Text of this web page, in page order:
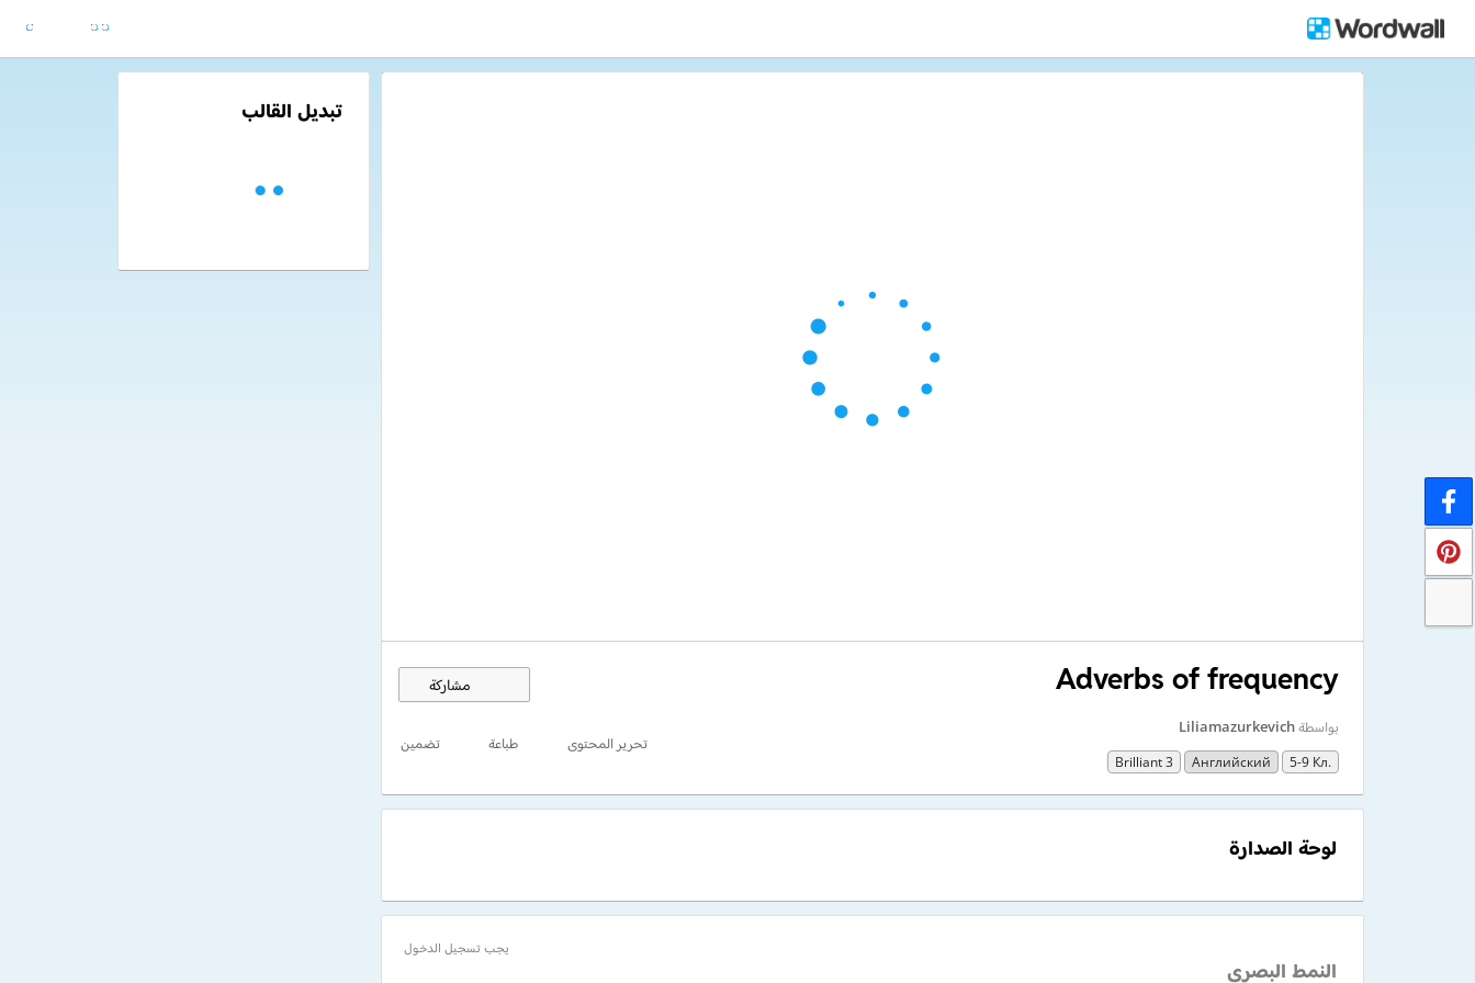
Adverbs of frequency مشاركة
بواسطةLiliamazurkevich
5-9 Кл.
Английский
Brilliant 3
تحرير المحتوى طباعة تضمين
لوحة الصدارة
يجب تسجيل الدخول
النمط البصري
تبديل القالب